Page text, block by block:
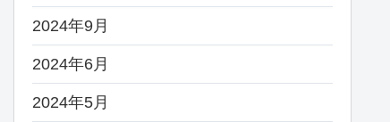
2024年9月
2024年6月
2024年5月